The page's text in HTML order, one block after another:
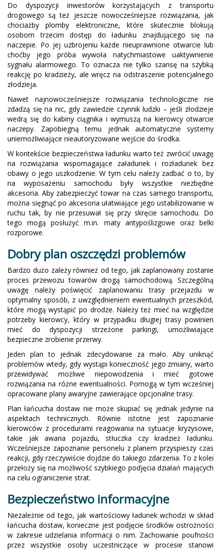
Do dyspozycji inwestorów korzystających z transportu
drogowego są też jeszcze nowocześniejsze rozwiązania, jak
chociażby plomby elektroniczne, które skutecznie blokują
osobom trzecim dostęp do ładunku znajdującego się na
naczepie. Po jej uzbrojeniu każde nieuprawnione otwarcie lub
choćby jego próba wywoła natychmiastowe uaktywnienie
sygnału alarmowego. To oznacza nie tylko szansę na szybką
reakcję po kradzieży, ale wręcz na odstraszenie potencjalnego
złodzieja.
Nawet najnowocześniejsze rozwiązania technologiczne nie
zdadzą się na nic, gdy zawiedzie czynnik ludzki – jeśli złodzieje
wedrą się do kabiny ciągnika i wymuszą na kierowcy otwarcie
naczepy. Zapobiegną temu jednak automatyczne systemy
uniemożliwiające nieautoryzowane wejście do środka.
W kontekście bezpieczeństwa ładunku warto też zwrócić uwagę
na rozwiązania wspomagające załadunek i rozładunek bez
obawy o jego uszkodzenie. W tym celu należy zadbać o to, by
na wyposażeniu samochodu były wszystkie niezbędne
akcesoria. Aby zabezpieczyć towar na czas samego transportu,
można sięgnąć po akcesoria ułatwiające jego ustabilizowanie w
ruchu tak, by nie przesuwał się przy skręcie samochodu. Do
tego mogą posłużyć m.in. maty antypoślizgowe oraz belki
rozporowe.
Dobry plan oszczędzi problemów
Bardzo dużo zależy również od tego, jak zaplanowany zostanie
proces przewozu towarów drogą samochodową. Szczególną
uwagę należy poświęcić zaplanowaniu trasy przejazdu w
optymalny sposób, z uwzględnieniem ewentualnych przeszkód,
które mogą wystąpić po drodze. Należy też mieć na względzie
potrzeby kierowcy, który w przypadku długiej trasy powinien
mieć do dyspozycji strzeżone parkingi, umożliwiające
bezpieczne zrobienie przerwy.
Jeden plan to jednak zdecydowanie za mało. Aby uniknąć
problemów wtedy, gdy wystąpi konieczność jego zmiany, warto
przewidywać możliwe niepowodzenia i mieć gotowe
rozwiązania na różne ewentualności. Pomogą w tym wcześniej
opracowane plany awaryjne zawierające opcjonalne trasy.
Plan łańcucha dostaw nie może skupiać się jednak jedynie na
aspektach technicznych. Równie istotne jest zapoznanie
kierowców z procedurami reagowania na sytuacje kryzysowe,
takie jak awaria pojazdu, stłuczka czy kradzież ładunku.
Wcześniejsze zapoznanie personelu z planem przyspieszy czas
reakcji, gdy rzeczywiście dojdzie do takiego zdarzenia. To z kolei
przełoży się na możliwość szybkiego podjęcia działań mających
na celu ograniczenie strat.
Bezpieczeństwo informacyjne
Niezależnie od tego, jak wartościowy ładunek wchodzi w skład
łańcucha dostaw, konieczne jest podjęcie środków ostrożności
w zakresie udzielania informacji o nim. Zachowanie poufności
przez wszystkie osoby uczestniczące w procesie stanowi